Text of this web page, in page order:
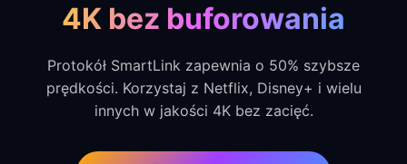
4K bez buforowania
Protokół SmartLink zapewnia o 50% szybsze
prędkości. Korzystaj z Netflix, Disney+ i wielu
innych w jakości 4K bez zacięć.